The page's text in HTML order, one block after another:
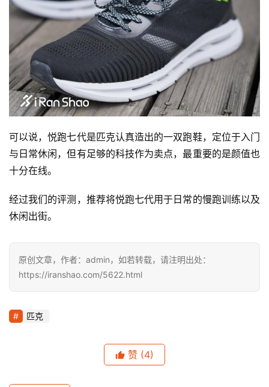
可以说，悦跑七代是匹克认真造出的一双跑鞋，定位于入门
与日常休闲，但有足够的科技作为卖点，最重要的是颜值也
十分在线。
经过我们的评测，推荐将悦跑七代用于日常的慢跑训练以及
休闲出街。
原创文章，作者：admin，如若转载，请注明出处：
https://iranshao.com/5622.html
匹克
赞 (4)